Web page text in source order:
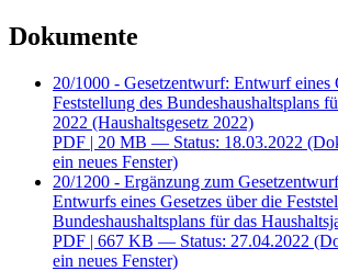
Dokumente
20/1000 - Gesetzentwurf: Entwurf eines
Feststellung des Bundeshaushaltsplans
2022 (Haushaltsgesetz 2022)
PDF | 20 MB — Status: 18.03.2022
ein neues Fenster)
20/1200 - Ergänzung zum
Entwurfs eines Gesetzes über die
Bundeshaushaltsplans für das
PDF | 667 KB — Status: 27.04.2022
ein neues Fenster)